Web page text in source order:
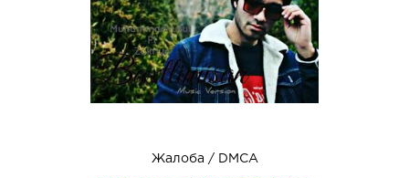
Жалоба / DMCA